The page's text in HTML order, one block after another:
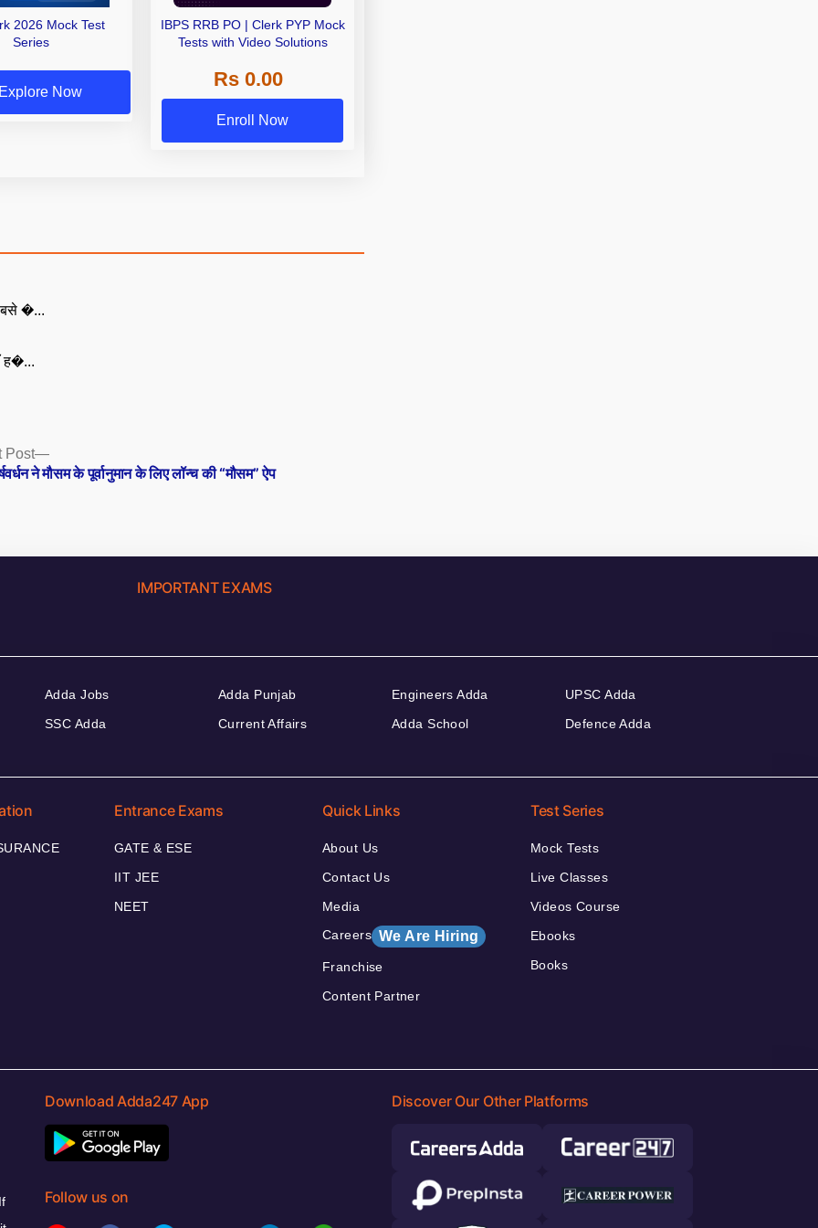
2026 Mock Test
Series
Explore Now
IBPS RRB PO | Clerk PYP Mock
Tests with Video Solutions
Rs 0.00
Enroll Now
�...
ह�...
Post
Next
post:
ने मौसम के पूर्वानुमान के लिए लॉन्च की “मौसम” ऐप
IMPORTANT EXAMS
Adda Jobs
SSC Adda
Adda Punjab
Current Affairs
Engineers Adda
Adda School
UPSC Adda
Defence Adda
Entrance Exams
GATE & ESE
IIT JEE
NEET
Quick Links
About Us
Contact Us
Media
Careers We Are Hiring
Franchise
Content Partner
Test Series
Mock Tests
Live Classes
Videos Course
Ebooks
Books
Download Adda247 App
Follow us on
Discover Our Other Platforms